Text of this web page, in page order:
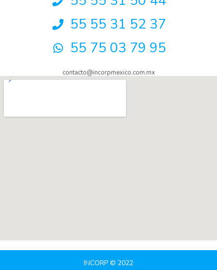
55 55 31 52 37
55 75 03 79 95
contacto@incorpmexico.com.mx
INCORP © 2022